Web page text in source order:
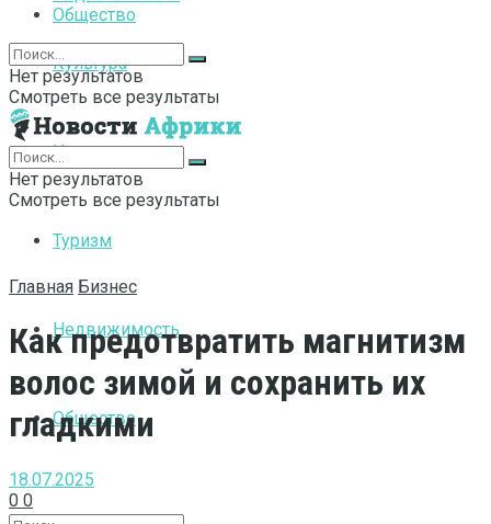
Культура
Интернет
Туризм
Недвижимость
Общество
Общество
Нет результатов
Смотреть все результаты
Нет результатов
Смотреть все результаты
Главная Бизнес
Как предотвратить магнитизм
волос зимой и сохранить их
гладкими
18.07.2025
0 0